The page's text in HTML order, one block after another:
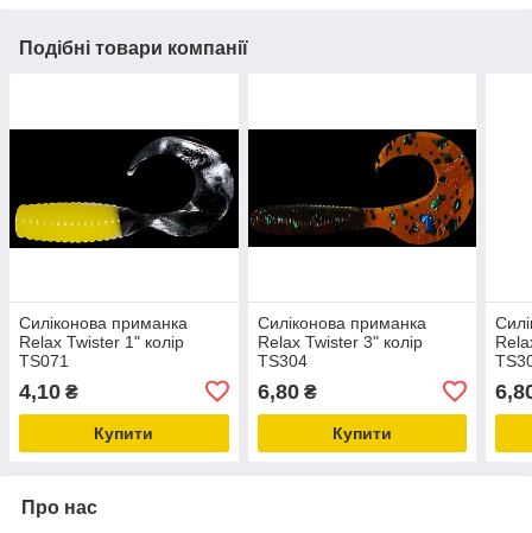
Подібні товари компанії
Силіконова приманка
Relax Twister 1" колір
TS071
4,10 ₴
Купити
Силіконова приманка
Relax Twister 3" колір
TS304
6,80₴
Купити
Про нас